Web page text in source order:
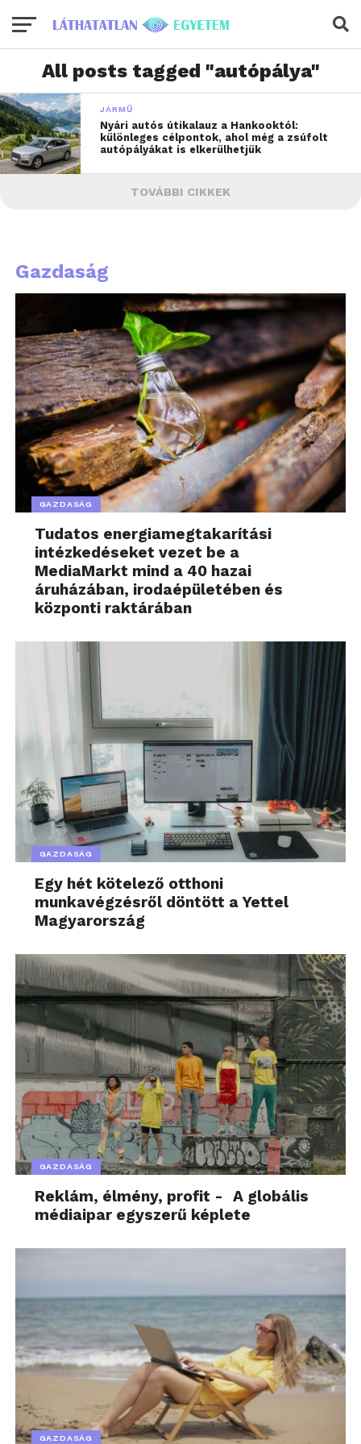
All posts tagged "autópálya"
JÁRMŰ
Nyári autós útikalauz a Hankooktól:
különleges célpontok, ahol még a zsúfolt
autópályákat is elkerülhetjük
TOVÁBBI CIKKEK
Gazdaság
GAZDASÁG
Tudatos energiamegtakarítási
intézkedéseket vezet be a
MediaMarkt mind a 40 hazai
áruházában, irodaépületében és
központi raktárában
GAZDASÁG
Egy hét kötelező otthoni
munkavégzésről döntött a Yettel
Magyarország
GAZDASÁG
Reklám, élmény, profit - A globális
médiaipar egyszerű képlete
GAZDASÁG